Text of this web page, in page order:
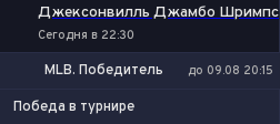
Джексонвилль Джамбо Шримпс
Сегодня в 22:30
MLB. Победитель до 09.08 20:15
Победа в турнире